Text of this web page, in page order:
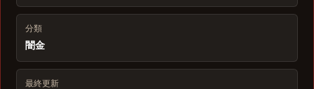
分類
闇金
最終更新